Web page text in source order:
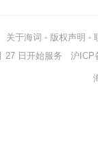
关于海词 - 版权声明 -
27 日开始服务 沪ICP